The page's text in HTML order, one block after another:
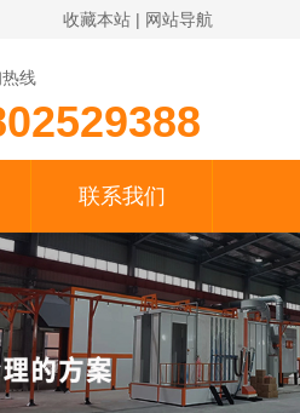
收藏本站 | 网站导航
线
联系我们